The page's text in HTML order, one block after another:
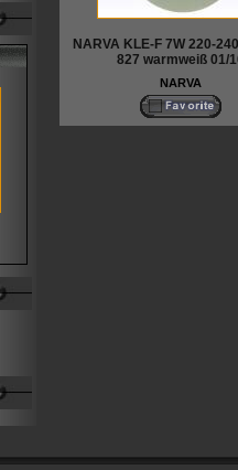
NARVA KLE-F 7W 220-
827 warmweiß 01/
NARVA